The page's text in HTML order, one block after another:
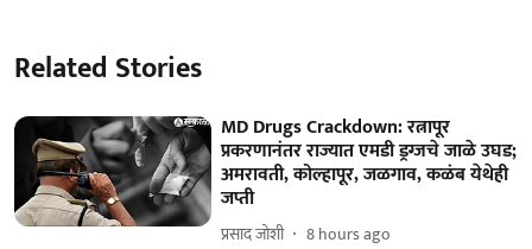
Related Stories
MD Drugs Crackdown: रत्नापूर
प्रकरणानंतर राज्यात एमडी ड्रग्जचे जाळे उघड;
अमरावती, कोल्हापूर, जळगाव, कळंब येथेही
जप्ती
प्रसाद जोशी 8 hours ago